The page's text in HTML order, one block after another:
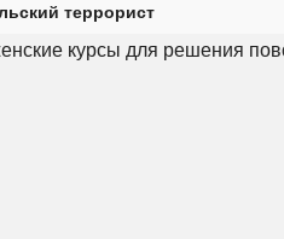
террорист